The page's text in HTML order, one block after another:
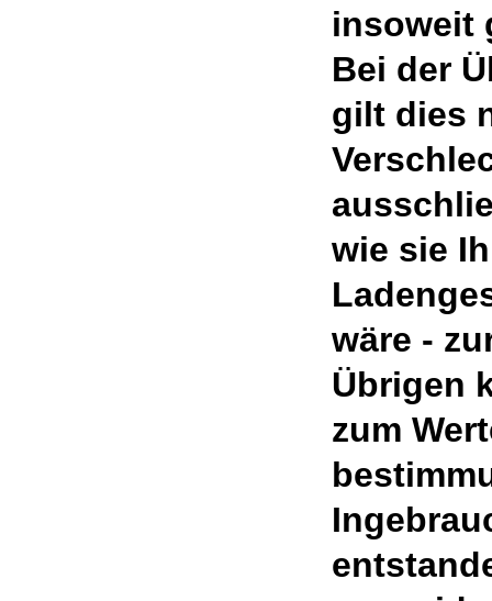
insoweit
Bei der
gilt dies
wie sie
wäre -
Übrigen
zum